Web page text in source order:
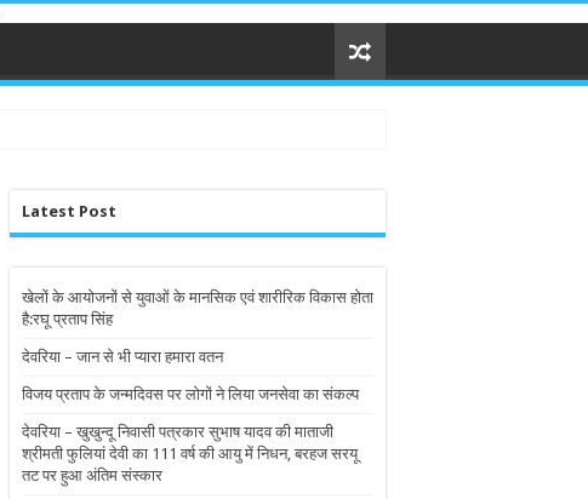
Latest Post
खेलों के आयोजनों से युवाओं के मानसिक एवं शारीरिक विकास होता
है:रघू प्रताप सिंह
देवरिया – जान से भी प्यारा हमारा वतन
विजय प्रताप के जन्मदिवस पर लोगों ने लिया जनसेवा का संकल्प
देवरिया – खुखुन्दू निवासी पत्रकार सुभाष यादव की माताजी
श्रीमती फुलियां देवी का 111 वर्ष की आयु में निधन, बरहज सरयू
तट पर हुआ अंतिम संस्कार